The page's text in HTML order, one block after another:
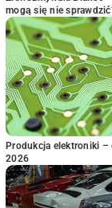
mogą się nie
Produkcja elektroniki –
2026